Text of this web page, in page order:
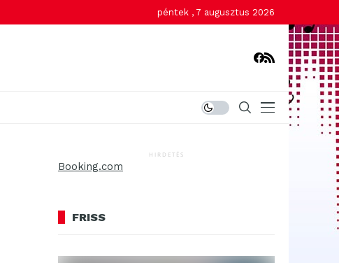
péntek , 7 augusztus 2026
HIRDETÉS
Booking.com
FRISS